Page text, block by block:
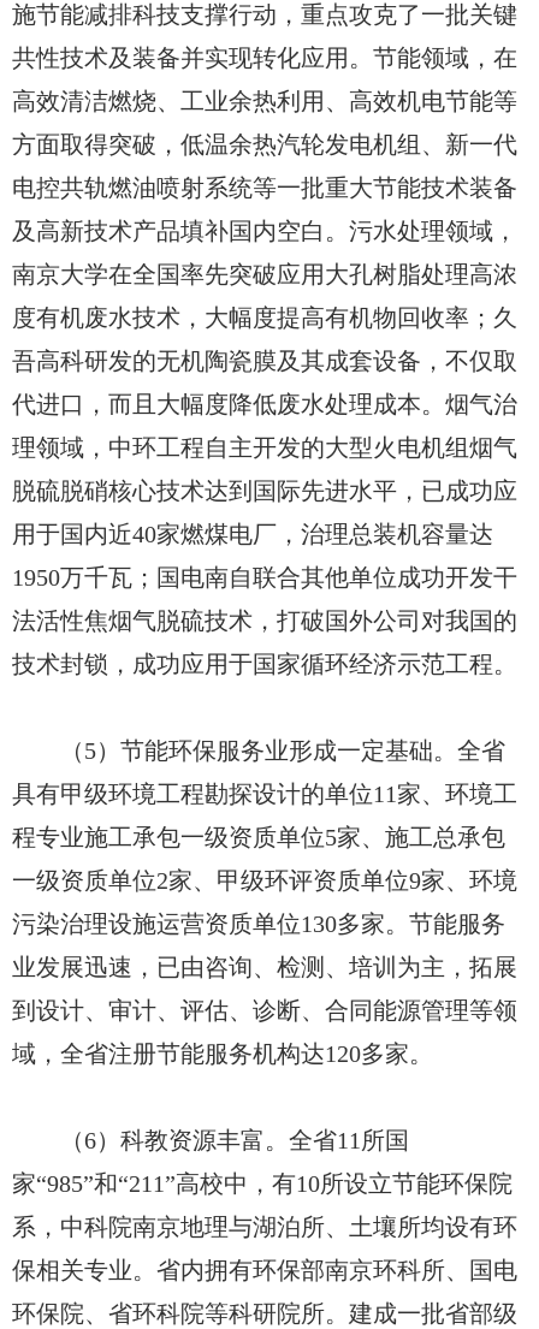
施节能减排科技支撑行动，重点攻克了一批关键
共性技术及装备并实现转化应用。节能领域，在
高效清洁燃烧、工业余热利用、高效机电节能等
方面取得突破，低温余热汽轮发电机组、新一代
电控共轨燃油喷射系统等一批重大节能技术装备
及高新技术产品填补国内空白。污水处理领域，
南京大学在全国率先突破应用大孔树脂处理高浓
度有机废水技术，大幅度提高有机物回收率；久
吾高科研发的无机陶瓷膜及其成套设备，不仅取
代进口，而且大幅度降低废水处理成本。烟气治
理领域，中环工程自主开发的大型火电机组烟气
脱硫脱硝核心技术达到国际先进水平，已成功应
用于国内近40家燃煤电厂，治理总装机容量达
1950万千瓦；国电南自联合其他单位成功开发干
法活性焦烟气脱硫技术，打破国外公司对我国的
技术封锁，成功应用于国家循环经济示范工程。
（5）节能环保服务业形成一定基础。全省
具有甲级环境工程勘探设计的单位11家、环境工
程专业施工承包一级资质单位5家、施工总承包
一级资质单位2家、甲级环评资质单位9家、环境
污染治理设施运营资质单位130多家。节能服务
业发展迅速，已由咨询、检测、培训为主，拓展
到设计、审计、评估、诊断、合同能源管理等领
域，全省注册节能服务机构达120多家。
（6）科教资源丰富。全省11所国
家“985”和“211”高校中，有10所设立节能环保院
系，中科院南京地理与湖泊所、土壤所均设有环
保相关专业。省内拥有环保部南京环科所、国电
环保院、省环科院等科研院所。建成一批省部级